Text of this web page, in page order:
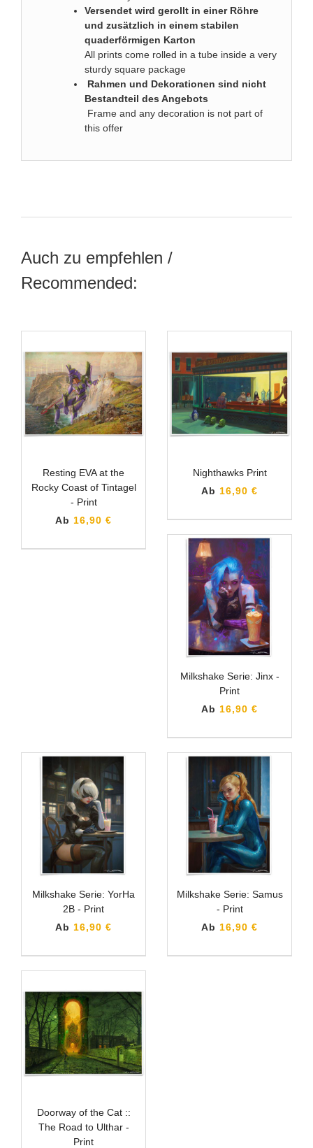
Versendet wird gerollt in einer Röhre
und zusätzlich in einem stabilen
quaderförmigen Karton
All prints come rolled in a tube inside a very
sturdy square package
Rahmen und Dekorationen sind nicht
Bestandteil des Angebots
Frame and any decoration is not part of
this offer
Auch zu empfehlen /
Recommended:
Resting EVA at the
Rocky Coast of Tintagel
- Print
Ab 16,90 €
Nighthawks Print
Ab 16,90 €
Milkshake Serie: Jinx -
Print
Ab 16,90 €
Milkshake Serie: YorHa
2B - Print
Ab 16,90 €
Milkshake Serie: Samus
- Print
Ab 16,90 €
Doorway of the Cat ::
The Road to Ulthar -
Print